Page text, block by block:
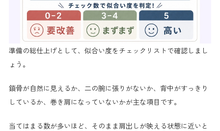
準備の総仕上げとして、似合い度をチェックリストで確認しまし
ょう。
鎖骨が自然に見えるか、二の腕に張りがないか、背中がすっきり
しているか、巻き肩になっていないかが主な項目です。
当てはまる数が多いほど、そのまま肩出しが映える状態に近いと